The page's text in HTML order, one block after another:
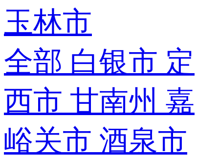
玉林市
全部 白银市 定
西市 甘南州 嘉
峪关市 酒泉市